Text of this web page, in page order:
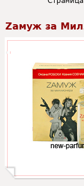
Zамуж за